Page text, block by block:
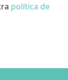
política de